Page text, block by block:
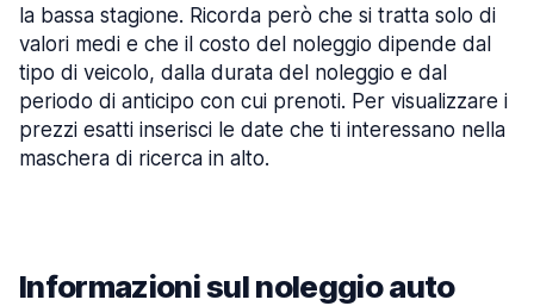
la bassa stagione. Ricorda però che si tratta solo di
valori medi e che il costo del noleggio dipende dal
tipo di veicolo, dalla durata del noleggio e dal
periodo di anticipo con cui prenoti. Per visualizzare i
prezzi esatti inserisci le date che ti interessano nella
maschera di ricerca in alto.
Informazioni sul noleggio auto